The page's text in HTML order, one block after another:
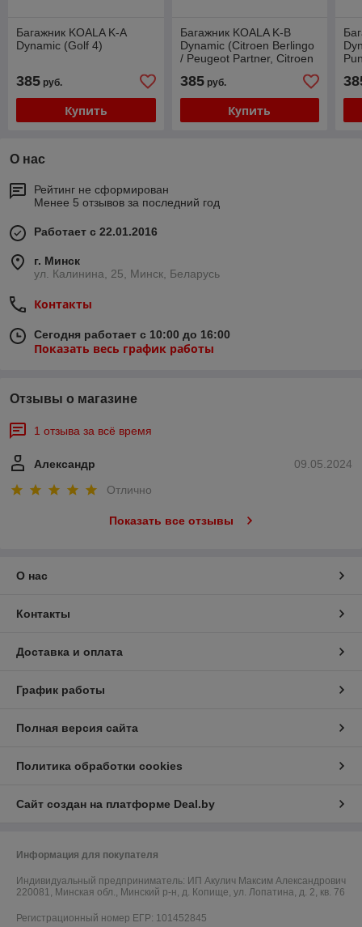
Багажник KOALA K-A
Dynamic (Golf 4)
385 руб.
Купить
Багажник KOALA K-B
Dynamic (Citroen Berlingo
/ Peugeot Partner, Citroen
Xsara Picasso, Toyota Rav
4)
385руб.
Купить
О нас
Рейтинг не сформирован
Менее 5 отзывов за последний год
Работает с 22.01.2016
г. Минск
ул. Калинина, 25, Минск, Беларусь
Контакты
Сегодня работает с 10:00 до 16:00
Показать весь график работы
Отзывы о магазине
1 отзыва за всё время
09.05.2024
Александр
Отлично
Показать все отзывы
О нас
Контакты
Доставка и оплата
График работы
Полная версия сайта
Политика обработки cookies
Сайт создан на платформе Deal.by
Информация для покупателя
Индивидуальный предприниматель: ИП Акулич Максим Александрович
220081, Минская обл., Минский р-н, д. Копище, ул. Лопатина, д. 2, кв. 76
Регистрационный номер ЕГР: 101452845